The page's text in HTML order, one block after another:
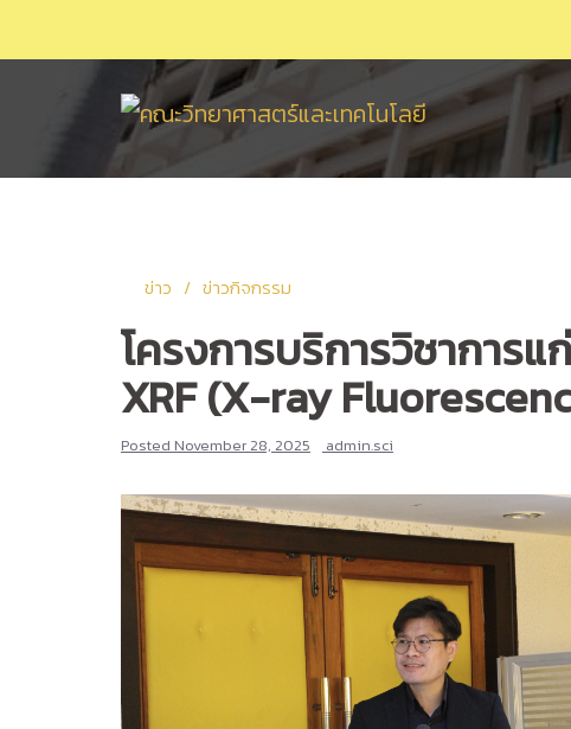
to
ข่าว ข่าวกิจกรรม
โครงการบริการวิชาการแ
XRF (X-ray
Posted November 28, 2025 admin.sci